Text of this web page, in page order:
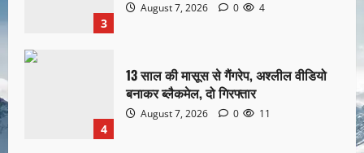
3
August 7, 2026 0 4
4
13 साल की मासूस से गैंगरेप, अश्लील वीडियो
बनाकर ब्लैकमेल, दो गिरफ्तार
August 7, 2026 0 11